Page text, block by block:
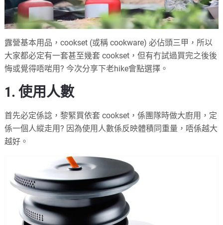
露營基本用品，cookset (或稱 cookware) 必佔頭三甲，所以
大家都必定有一套甚至幾套 cookset，但有冇試過買完之後後
悔或覺得唔啱用? 今次分享下老hike會點選擇。
1. 使用人數
首先必定係諗，黎緊買依套 cookset，係團隊時做大廚用，定
係一個人縱走用? 因為使用人數係反映體積同重量，唔係越大
越好。